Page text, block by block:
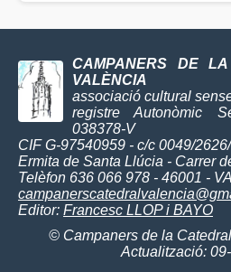
CAMPANERS DE
VALÈNCIA
associació cultural
registre Autonòmic
038378-V
CIF G-97540959 - c/c 0049/
Ermita de Santa Llúcia - Carrer
Telèfon 636 066 978 - 46001 -
Editor: Francesc LLOP i BAYO
© Campaners de la
Actualització: